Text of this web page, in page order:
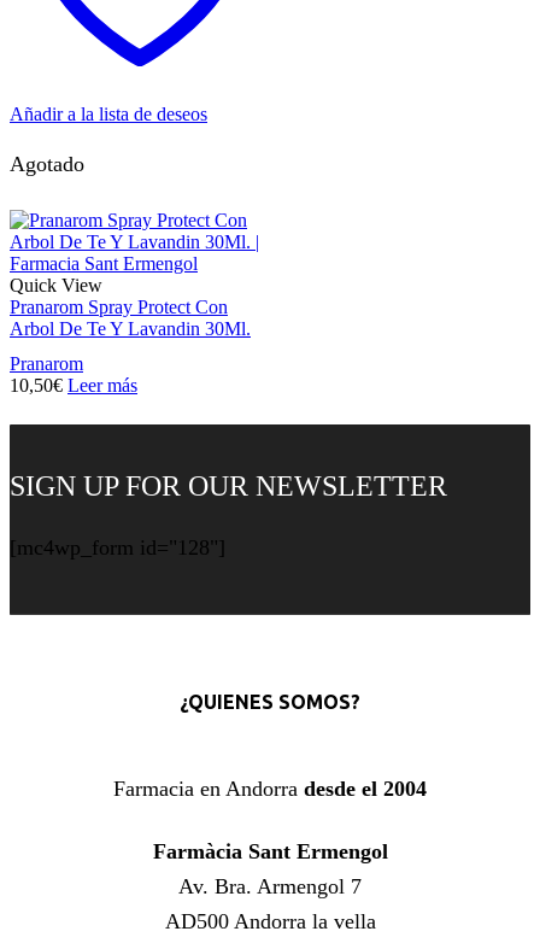
Añadir a la lista de deseos
Agotado
Quick View
Pranarom Spray Protect Con
Arbol De Te Y Lavandin 30Ml.
Pranarom
10,50€ Leer más
SIGN UP FOR OUR NEWSLETTER
[mc4wp_form id="128"]
¿QUIENES SOMOS?
Farmacia en Andorra desde el 2004
Farmàcia Sant Ermengol
Av. Bra. Armengol 7
AD500 Andorra la vella